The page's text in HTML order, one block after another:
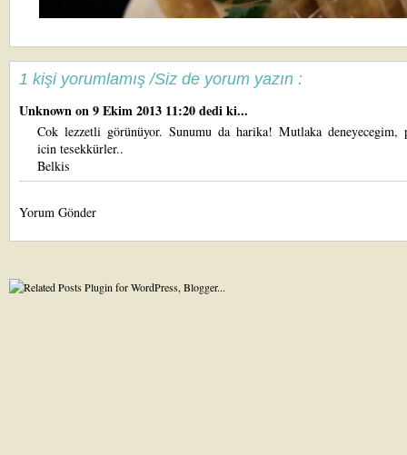
1 kişi yorumlamış /Siz de yorum yazın :
Unknownon 9 Ekim 2013 11:20 dedi ki...
Cok lezzetli görünüyor. Sunumu da harika! Mutlaka deneyecegim,
icin tesekkürler..
Belkis
Yorum Gönder